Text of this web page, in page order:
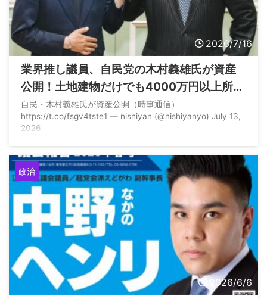
2026/7/16
業界推し議員、自民党の木村義雄氏が資産
公開！土地建物だけでも4000万円以上所有
している模様
自民・木村義雄氏が資産公開（時事通信）
https://t.co/fsgv4tste1 — nishiyan (@nishiyanyo) July 13,
2026
政治
2026/6/6